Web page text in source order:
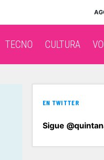
TECNO CULTURA
EN TWITTER
Sigue